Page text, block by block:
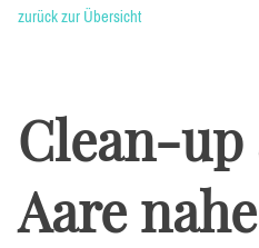
zurück zur Übersicht
Clean-up
Aare